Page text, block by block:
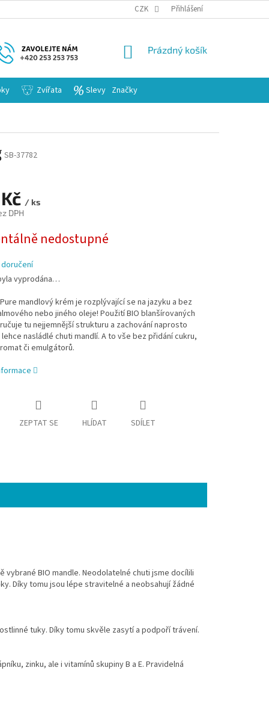
CZK Přihlášení
NÁKUPNÍ
Prázdný košík
Zvířata Slevy Značky
SB-37782
/ ks
DPH
nedostupné
vyprodána…
mandlový krém je rozplývající se na jazyku a bez
nebo jiného oleje! Použití BIO blanšírovaných
tu nejjemnější strukturu a zachování naprosto
nasládlé chuti mandlí. A to vše bez přidání cukru,
či emulgátorů.
ZEPTAT SE HLÍDAT SDÍLET
BIO mandle. Neodolatelné chuti jsme docílili
Díky tomu jsou lépe stravitelné a neobsahují žádné
tuky. Díky tomu skvěle zasytí a podpoří trávení.
zinku, ale i vitamínů skupiny B a E. Pravidelná